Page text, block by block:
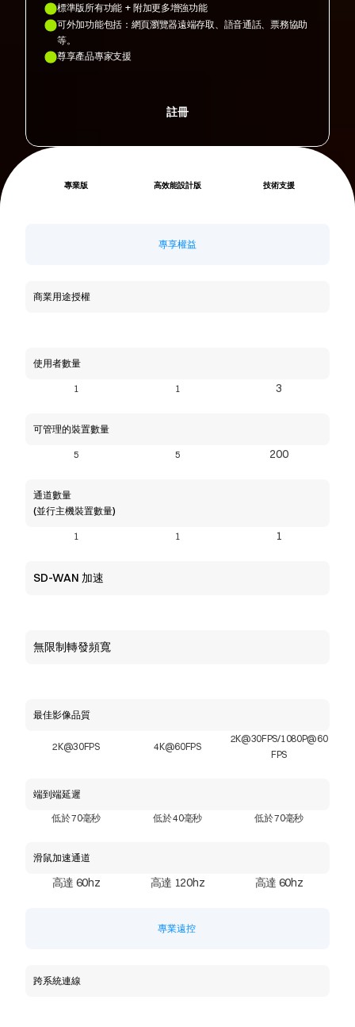
標準版所有功能 + 附加更多增強功能
可外加功能包括：網頁瀏覽器遠端存取、語音通話、票務協助
等。
尊享產品專家支援
註冊
專業版 高效能設計版 技術支援
專享權益
商業用途授權
使用者數量
1 1 3
可管理的裝置數量
5 5 200
通道數量
(並行主機裝置數量)
1 1 1
SD-WAN 加速
無限制轉發頻寬
最佳影像品質
2K@30FPS 4K@60FPS
2K@30FPS/1080P@60
FPS
端到端延遲
低於 70毫秒
低於 40毫秒 低於 70毫秒
滑鼠加速通道
高達 60hz 高達 120hz 高達 60hz
專業遠控
跨系統連線